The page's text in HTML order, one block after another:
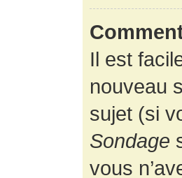
Il est
nouveau
sujet (si
Sondage
vous